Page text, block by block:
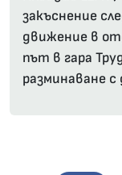
закъснение
движение в
път в гара
разминаване с